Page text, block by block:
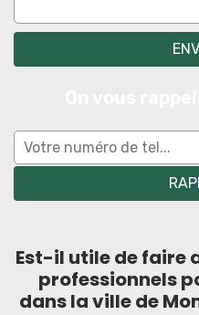
Est-il utile de faire
professionnels
dans la ville de